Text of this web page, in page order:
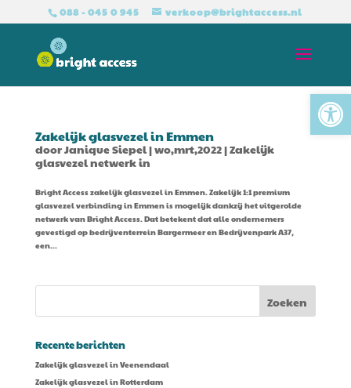
088 - 045 0 945 verkoop@brightaccess.nl
Zakelijk glasvezel in Emmen
doorJanique Siepel|wo,mrt,2022|Zakelijk
glasvezel netwerk in
Bright Access zakelijk glasvezel in Emmen. Zakelijk 1:1 premium
glasvezel verbinding in Emmen is mogelijk dankzij het uitgerolde
netwerk van Bright Access. Dat betekent dat alle ondernemers
gevestigd op bedrijventerrein Bargermeer en Bedrijvenpark A37,
een...
Recente berichten
Zakelijk glasvezel in Veenendaal
Zakelijk glasvezel in Rotterdam